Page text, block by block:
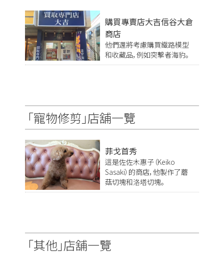
購買專賣店大吉信谷大倉
商店
他們還將考慮購買鐵路模型
和收藏品，例如突擊者海豹。
「寵物修剪」店舖一覽
菲戈首秀
這是佐佐木惠子（Keiko
Sasaki）的商店，他製作了蘑
菇切塊和洛塔切塊。
「其他」店舖一覽